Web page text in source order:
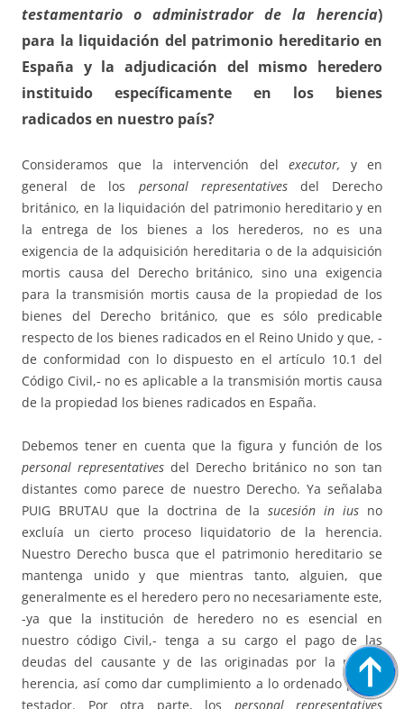
testamentario o administrador de la herencia)
para la liquidación del patrimonio hereditario en
España y la adjudicación del mismo heredero
instituido específicamente en los bienes
radicados en nuestro país?
Consideramos que la intervención delexecutor, y en
general de los personal representatives del Derecho
británico, en la liquidación del patrimonio hereditario y en
la entrega de los bienes a los herederos, no es una
exigencia de la adquisición hereditaria o de la adquisición
mortis causa del Derecho británico, sino una exigencia
para la transmisión mortis causa de la propiedad de los
bienes del Derecho británico, que es sólo predicable
respecto de los bienes radicados en el Reino Unido y que, -
de conformidad con lo dispuesto en el artículo 10.1 del
Código Civil,- no es aplicable a la transmisión mortis causa
de la propiedad los bienes radicados en España.
Debemos tener en cuenta que la figura y función de los
personal representatives del Derecho británico no son tan
distantes como parece de nuestro Derecho. Ya señalaba
PUIG BRUTAU que la doctrina de la sucesión in ius no
excluía un cierto proceso liquidatorio de la herencia.
Nuestro Derecho busca que el patrimonio hereditario se
mantenga unido y que mientras tanto, alguien, que
generalmente es el heredero pero no necesariamente este,
-ya que la institución de heredero no es esencial en
nuestro código Civil,- tenga a su cargo el pago de las
deudas del causante y de las originadas por la propia
herencia, así como dar cumplimiento a lo ordenado por el
testador. Por otra parte, los personal representatives